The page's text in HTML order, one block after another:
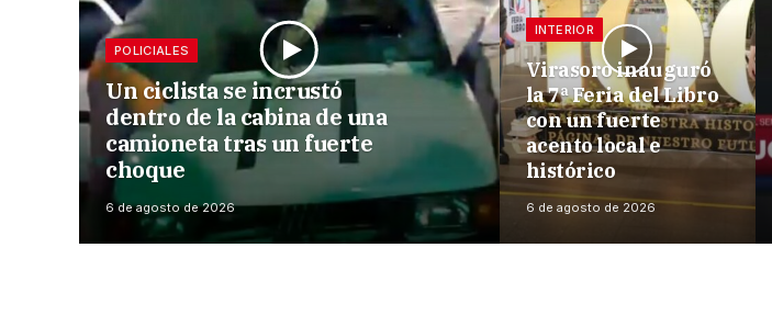
POLICIALES
Un ciclista se incrustó
dentro de la cabina de una
camioneta tras un fuerte
choque
6 de agosto de 2026
INTERIOR
Virasoro inauguró
la 7ª Feria del Libro
con un fuerte
acento local e
histórico
6 de agosto de 2026